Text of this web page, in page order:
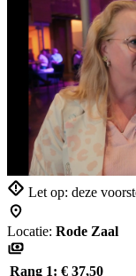
Let op: deze
Locatie: Rode Zaal
Rang 1: € 37,50